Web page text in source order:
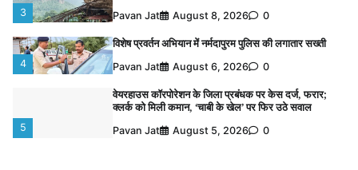
3 Pavan Jat August 8, 2026 0
4
विशेष प्रवर्तन अभियान में नर्मदापुरम पुलिस की लगातार सख्ती
Pavan Jat August 6, 2026 0
5
वेयरहाउस कॉरपोरेशन के जिला प्रबंधक पर केस दर्ज, फरार;
क्लर्क को मिली कमान, ‘चाबी के खेल’ पर फिर उठे सवाल
Pavan Jat August 5, 2026 0